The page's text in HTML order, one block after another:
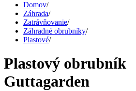
Domov/
Záhrada/
Zatrávňovanie/
Záhradné obrubníky/
Plastové/
Plastový obrubník
Guttagarden